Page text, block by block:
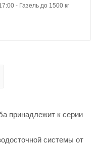
- Газель до 1500 кг
принадлежит к серии
системы от